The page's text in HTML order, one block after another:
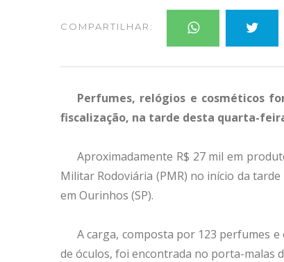
COMPARTILHAR:
Perfumes, relógios e cosméticos
fiscalização, na tarde desta quarta-
Aproximadamente R$ 27 mil em
Militar Rodoviária (PMR) no início da
em Ourinhos (SP).
A carga, composta por 123 perfumes
de óculos, foi encontrada no porta-malas